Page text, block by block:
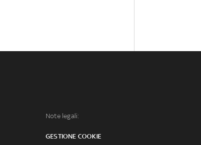
Note legali:
GESTIONE COOKIE